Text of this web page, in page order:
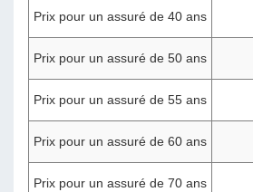
Prix pour un assuré de 40 ans
Prix pour un assuré de 50 ans
Prix pour un assuré de 55 ans
Prix pour un assuré de 60 ans
Prix pour un assuré de 70 ans